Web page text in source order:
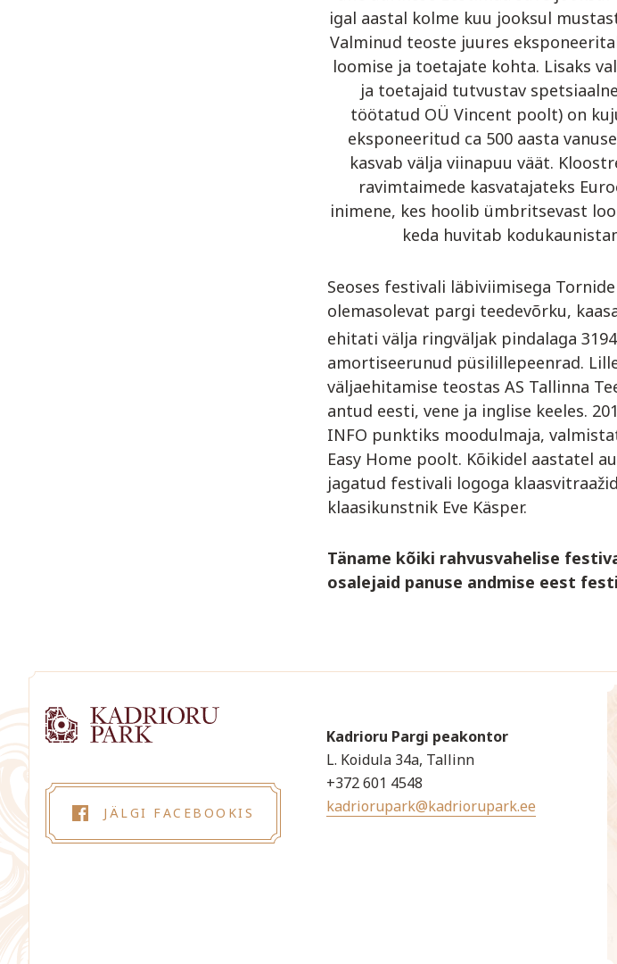
igal aastal kolme kuu jooksul
Valminud teoste juures
loomise ja toetajate kohta. Lisaks
ja toetajaid tutvustav
töötatud OÜ Vincent poolt) on
eksponeeritud ca 500 aasta
kasvab välja viinapuu väät.
ravimtaimede kasvatajateks
inimene, kes hoolib ümbritsevast
keda huvitab
Seoses festivali läbiviimisega
olemasolevat pargi teedevõrku,
ehitati välja ringväljak pindalaga
amortiseerunud püsilillepeenrad.
väljaehitamise teostas AS Tallinna
antud eesti, vene ja inglise keeles.
INFO punktiks moodulmaja,
Easy Home poolt. Kõikidel aastatel
jagatud festivali logoga
klaasikunstnik Eve Käsper.
Täname kõiki rahvusvahelise
osalejaid panuse andmise eest
JÄLGI FACEBOOKIS
Kadrioru Pargi peakontor
L. Koidula 34a, Tallinn
+372 601 4548
kadriorupark@kadriorupark.ee